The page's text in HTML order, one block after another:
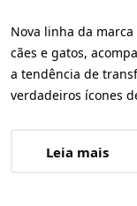
Nova linha da
cães e gatos,
a tendência de
verdadeiros ícones
Leia mais